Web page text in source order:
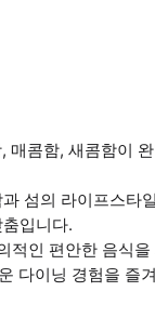
콤함, 새콤함이
섬의 라이프스타
입니다.
적인 편안한 음식을
다이닝 경험을 즐